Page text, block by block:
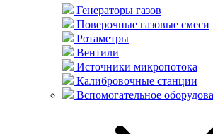
Генераторы газов
Поверочные газовые смеси
Ротаметры
Вентили
Источники микропотока
Калибровочные станции
Вспомогательное